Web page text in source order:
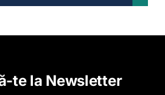
te la Newsletter